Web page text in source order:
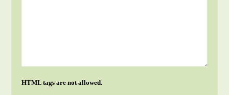
HTML tags are not allowed.